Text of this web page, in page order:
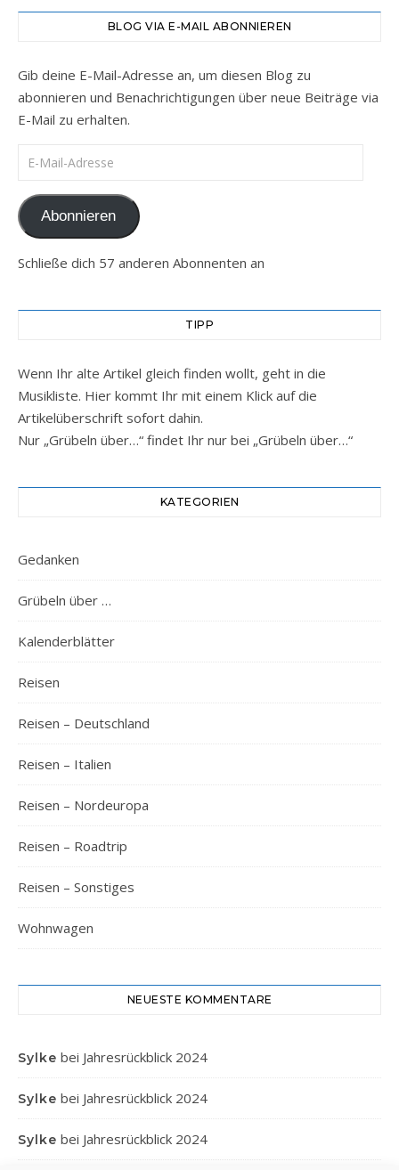
BLOG VIA E-MAIL ABONNIEREN
Gib deine E-Mail-Adresse an, um diesen Blog zu
abonnieren und Benachrichtigungen über neue Beiträge via
E-Mail zu erhalten.
E-Mail-Adresse
Abonnieren
Schließe dich 57 anderen Abonnenten an
TIPP
Wenn Ihr alte Artikel gleich finden wollt, geht in die
Musikliste. Hier kommt Ihr mit einem Klick auf die
Artikelüberschrift sofort dahin.
Nur „Grübeln über…“ findet Ihr nur bei „Grübeln über…“
KATEGORIEN
Gedanken
Grübeln über …
Kalenderblätter
Reisen
Reisen – Deutschland
Reisen – Italien
Reisen – Nordeuropa
Reisen – Roadtrip
Reisen – Sonstiges
Wohnwagen
NEUESTE KOMMENTARE
Sylke bei Jahresrückblick 2024
Sylke bei Jahresrückblick 2024
Sylke bei Jahresrückblick 2024